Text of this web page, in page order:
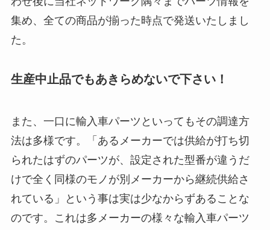
集め、全ての商品が揃った時点で発送いたしまし
た。
生産中止品でもあきらめないで下さい！
また、一口に輸入車パーツといってもその調達方
法は多様です。「あるメーカーでは供給が打ち切
られたはずのパーツが、設定された型番が違うだ
けで全く同様のモノが別メーカーから継続供給さ
れている」という事は実は少なからずあることな
のです。これは多メーカーの様々な輸入車パーツ